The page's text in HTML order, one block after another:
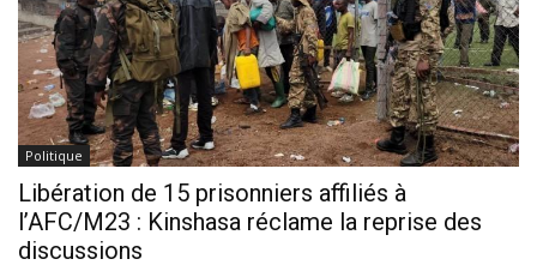
Politique
Libération de 15 prisonniers affiliés à
l’AFC/M23 : Kinshasa réclame la reprise des
discussions